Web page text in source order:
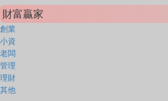
財富贏家
創業
小資
老闆
管理
理財
其他